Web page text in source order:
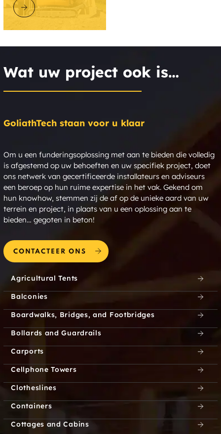
ONTDEK GOLIATHTECH
Wat uw project ook is…
GoliathTech staan voor u klaar
Om u een funderingsoplossing met aan te bieden die volledig
is afgestemd op uw behoeften en uw specifiek project, doet
ons netwerk van gecertificeerde installateurs en adviseurs
een beroep op hun ruime expertise in het vak. Gekend om
hun knowhow, stemmen zij de af op de unieke aard van uw
terrein en project, in plaats van u een oplossing aan te
bieden… gegoten in beton!
CONTACTEER ONS
Agricultural Tents
Balconies
Boardwalks, Bridges, and Footbridges
Bollards and Guardrails
Carports
Cellphone Towers
Clotheslines
Containers
Cottages and Cabins